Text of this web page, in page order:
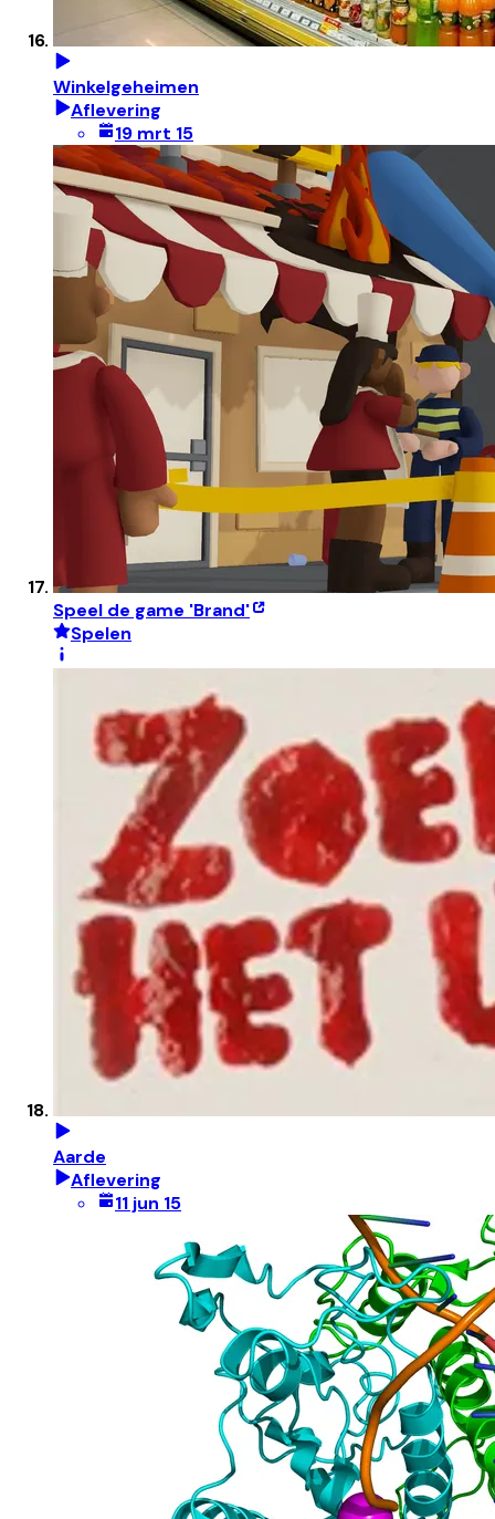
Winkelgeheimen
Aflevering
19 mrt 15
Speel de game 'Brand'
Spelen
Aarde
Aflevering
11 jun 15